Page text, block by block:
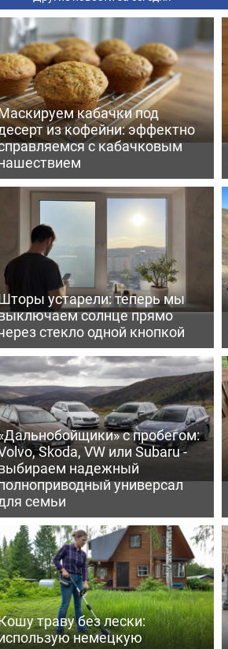
кабачки под
из кофейни: эффектно
с кабачковым
устарели: теперь мы
солнце прямо
стекло одной кнопкой
с пробегом:
Skoda, VW или Subaru -
надежный
универсал
семьи
траву без лески:
немецкую